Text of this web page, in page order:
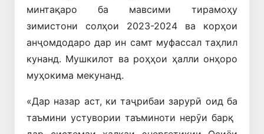
минтақаро ба мавсими тирамоҳу
зимистони солҳои 2023-2024 ва корҳои
анҷомдодаро дар ин самт муфассал таҳлил
кунанд. Мушкилот ва роҳҳои ҳалли онҳоро
муҳокима мекунанд.
«Дар назар аст, ки таҷрибаи зарурӣ оид ба
таъмини устувории таъминоти нерӯи барқ ​​